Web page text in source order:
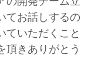
てお話しするの
ていただくこと
頂きありがとう